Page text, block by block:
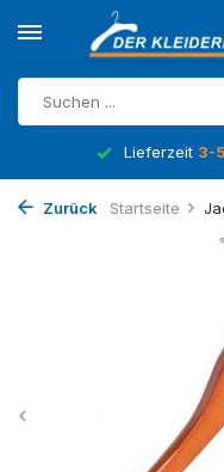
Lieferzeit 3-
Zurück Startseite